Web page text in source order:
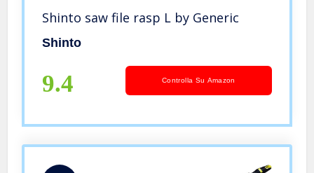
Shinto saw file rasp L by Generic
Shinto
9.4 Controlla Su Amazon